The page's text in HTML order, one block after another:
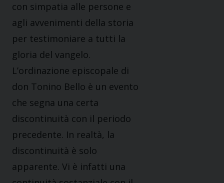
con simpatia alle persone e
agli avvenimenti della storia
per testimoniare a tutti la
gloria del vangelo.
L’ordinazione episcopale di
don Tonino Bello è un evento
che segna una certa
discontinuità con il periodo
precedente. In realtà, la
discontinuità è solo
apparente. Vi è infatti una